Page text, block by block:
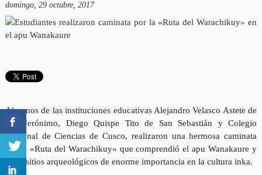
domingo, 29 octubre, 2017
Alumnos de las instituciones educativas Alejandro Velasco Astete de
San Jerónimo, Diego Quispe Tito de San Sebastián y Colegio
Nacional de Ciencias de Cusco, realizaron una hermosa caminata
por la «Ruta del Warachikuy» que comprendió el apu Wanakaure y
otros sitios arqueológicos de enorme importancia en la cultura inka.